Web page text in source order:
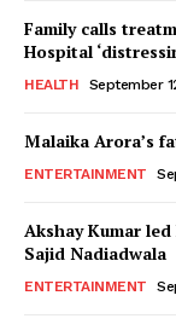
Family calls
Hospital
HEALTH September
Malaika Arora’s
ENTERTAINMENT
Akshay Kumar
Sajid Nadiadwala
ENTERTAINMENT